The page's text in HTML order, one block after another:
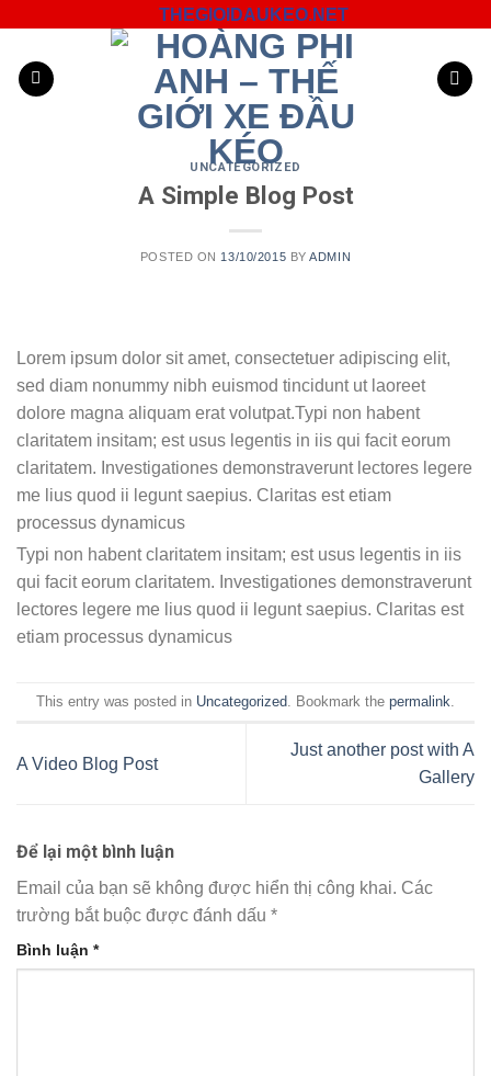
content
THEGIOIDAUKEO.NET
UNCATEGORIZED
A Simple Blog Post
POSTED ON 13/10/2015 BYADMIN
Lorem ipsum dolor sit amet, consectetuer adipiscing elit,
sed diam nonummy nibh euismod tincidunt ut laoreet
dolore magna aliquam erat volutpat.Typi non habent
claritatem insitam; est usus legentis in iis qui facit eorum
claritatem. Investigationes demonstraverunt lectores legere
me lius quod ii legunt saepius. Claritas est etiam
processus dynamicus
Typi non habent claritatem insitam; est usus legentis in iis
qui facit eorum claritatem. Investigationes demonstraverunt
lectores legere me lius quod ii legunt saepius. Claritas est
etiam processus dynamicus
This entry was posted in Uncategorized . Bookmark the permalink
A Video Blog Post
Just another post with A
Gallery
Để lại một bình luận
Email của bạn sẽ không được hiển thị công khai. Các
trường bắt buộc được đánh dấu *
Bình luận *